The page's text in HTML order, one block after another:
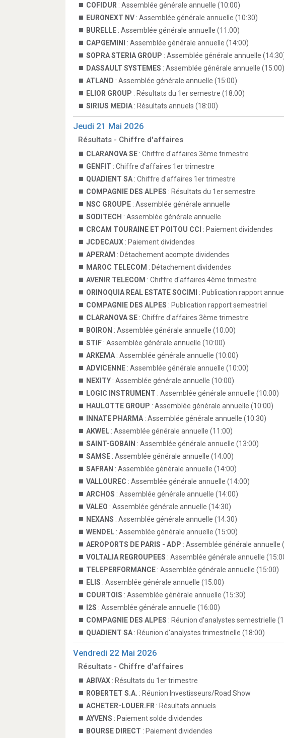
COFIDUR : Assemblée générale annuelle (10:00)
EURONEXT NV : Assemblée générale annuelle (10:30)
BURELLE : Assemblée générale annuelle (11:00)
CAPGEMINI
: Assemblée générale annuelle (14:00)
SOPRA STERIA GROUP : Assemblée générale annuelle
DASSAULT SYSTEMES : Assemblée générale annuelle (15:00)
ATLAND : Assemblée générale annuelle (15:00)
ELIOR GROUP : Résultats du 1er semestre (18:00)
SIRIUS MEDIA : Résultats annuels (18:00)
Jeudi 21 Mai 2026
Résultats - Chiffre d'affaires
CLARANOVA SE : Chiffre d'affaires 3ème trimestre
GENFIT : Chiffre d'affaires 1er trimestre
QUADIENT SA : Chiffre d'affaires 1er trimestre
COMPAGNIE DES ALPES : Résultats du 1er semestre
NSC GROUPE : Assemblée générale annuelle
SODITECH : Assemblée générale annuelle
CRCAM TOURAINE ET POITOU CCI : Paiement dividendes
JCDECAUX : Paiement dividendes
APERAM : Détachement acompte dividendes
MAROC TELECOM : Détachement dividendes
AVENIR TELECOM : Chiffre d'affaires 4ème trimestre
ORINOQUIA REAL ESTATE SOCIMI
: Publication rapport annuel
COMPAGNIE DES ALPES : Publication rapport semestriel
CLARANOVA SE : Chiffre d'affaires 3ème trimestre
BOIRON : Assemblée générale annuelle (10:00)
STIF : Assemblée générale annuelle (10:00)
ARKEMA : Assemblée générale annuelle (10:00)
ADVICENNE : Assemblée générale annuelle (10:00)
NEXITY : Assemblée générale annuelle (10:00)
LOGIC INSTRUMENT : Assemblée générale annuelle (10:00)
HAULOTTE GROUP : Assemblée générale annuelle (10:00)
INNATE PHARMA : Assemblée générale annuelle (10:30)
AKWEL : Assemblée générale annuelle (11:00)
SAINT-GOBAIN : Assemblée générale annuelle (13:00)
SAMSE : Assemblée générale annuelle (14:00)
SAFRAN : Assemblée générale annuelle (14:00)
VALLOUREC : Assemblée générale annuelle (14:00)
ARCHOS : Assemblée générale annuelle (14:00)
VALEO : Assemblée générale annuelle (14:30)
NEXANS : Assemblée générale annuelle (14:30)
WENDEL : Assemblée générale annuelle (15:00)
AEROPORTS DE PARIS - ADP : Assemblée générale annuelle
VOLTALIA REGROUPEES : Assemblée générale annuelle
TELEPERFORMANCE : Assemblée générale annuelle (15:00)
ELIS : Assemblée générale annuelle (15:00)
COURTOIS : Assemblée générale annuelle (15:30)
I2S : Assemblée générale annuelle (16:00)
COMPAGNIE DES ALPES : Réunion d'analystes semestrielle
QUADIENT SA : Réunion d'analystes trimestrielle (18:00)
Vendredi 22 Mai 2026
Résultats - Chiffre d'affaires
ABIVAX : Résultats du 1er trimestre
ROBERTET S.A. : Réunion Investisseurs/Road Show
ACHETER-LOUER.FR : Résultats annuels
AYVENS : Paiement solde dividendes
BOURSE DIRECT : Paiement dividendes